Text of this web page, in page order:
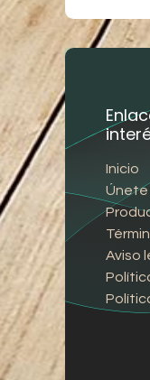
Inicio
Únete
Aviso